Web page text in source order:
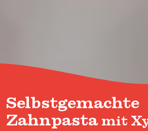
Selbstgemachte
Zahnpasta mit